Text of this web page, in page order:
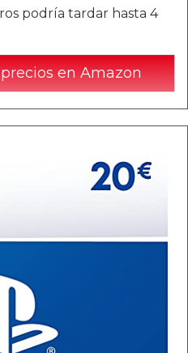
podría tardar hasta 4
en Amazon